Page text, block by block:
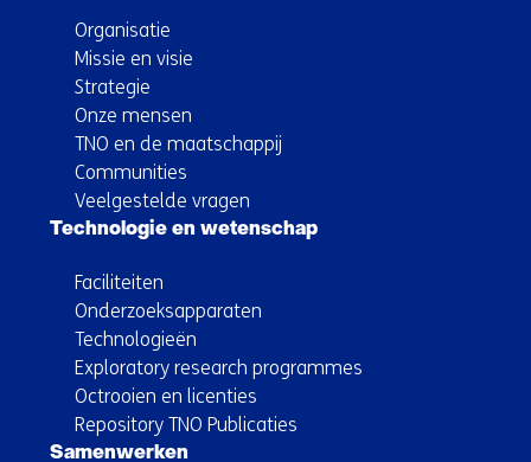
Organisatie
Missie en visie
Strategie
Onze mensen
TNO en de maatschappij
Communities
Veelgestelde vragen
Technologie en wetenschap
Faciliteiten
Onderzoeksapparaten
Technologieën
Exploratory research programmes
Octrooien en licenties
Repository TNO Publicaties
Samenwerken